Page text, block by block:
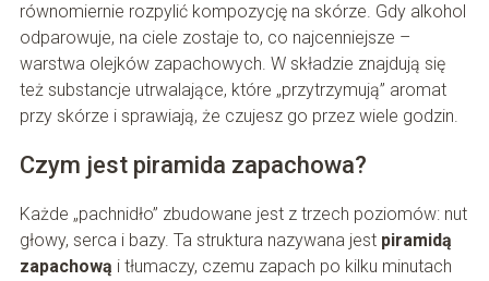
równomiernie rozpylić kompozycję na skórze. Gdy alkohol
odparowuje, na ciele zostaje to, co najcenniejsze –
warstwa olejków zapachowych. W składzie znajdują się
też substancje utrwalające, które „przytrzymują” aromat
przy skórze i sprawiają, że czujesz go przez wiele godzin.
Czym jest piramida zapachowa?
Każde „pachnidło” zbudowane jest z trzech poziomów: nut
głowy, serca i bazy. Ta struktura nazywana jest piramidą
zapachową i tłumaczy, czemu zapach po kilku minutach